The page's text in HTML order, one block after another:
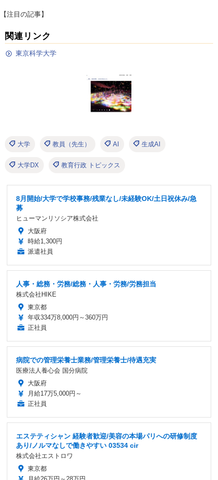
【注目の記事】
関連リンク
東京科学大学
大学 教員（先生） AI 生成AI
大学DX 教育行政 トピックス
8月開始/大学で学校事務/残業なし/未経験OK/土日祝休み/急
募
ヒューマンリソシア株式会社
大阪府
時給1,300円
派遣社員
人事・総務・労務/総務・人事・労務/労務担当
株式会社HIKE
東京都
年収334万8,000円～360万円
正社員
病院での管理栄養士業務/管理栄養士/待遇充実
医療法人養心会 国分病院
大阪府
月給17万5,000円～
正社員
エステティシャン 経験者歓迎/美容の本場パリへの研修制度
あり/ノルマなしで働きやすい 03534 cir
株式会社エストロワ
東京都